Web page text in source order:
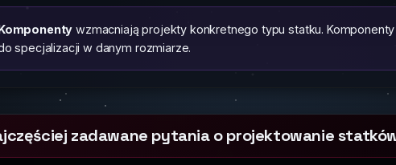
wzmacniają projekty konkretnego typu statku.
specjalizacji w danym rozmiarze.
zadawane pytania o projektowanie